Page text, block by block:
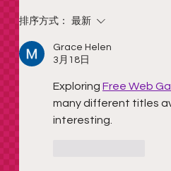
排序方式： 最新
Grace Helen
3月18日
Exploring Free Web
many different titles
interesting.